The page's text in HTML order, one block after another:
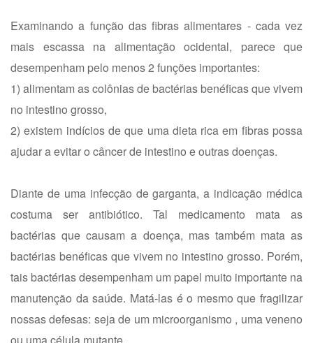
Examinando a função das fibras alimentares - cada vez
mais escassa na alimentação ocidental, parece que
desempenham pelo menos 2 funções importantes:
1) alimentam as colônias de bactérias benéficas que vivem
no intestino grosso,
2) existem indícios de que uma dieta rica em fibras possa
ajudar a evitar o câncer de intestino e outras doenças.
Diante de uma infecção de garganta, a indicação médica
costuma ser antibiótico. Tal medicamento mata as
bactérias que causam a doença, mas também mata as
bactérias benéficas que vivem no intestino grosso. Porém,
tais bactérias desempenham um papel muito importante na
manutenção da saúde. Matá-las é o mesmo que fragilizar
nossas defesas: seja de um microorganismo , uma veneno